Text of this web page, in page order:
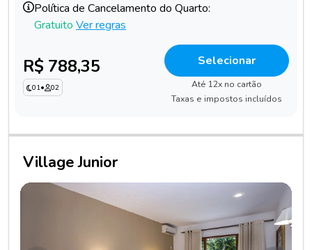
Política de Cancelamento do Quarto:
Gratuito Ver regras
R$ 788,35
01• 02
Selecionar
Até 12x no cartão
Taxas e impostos incluídos
Village Junior